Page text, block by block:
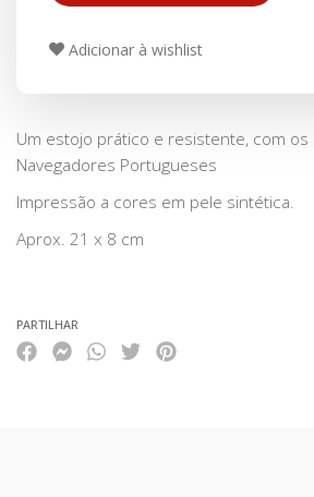
Adicionar à wishlist
Um estojo prático e resistente, com os
Navegadores Portugueses
Impressão a cores em pele sintética.
Aprox. 21 x 8 cm
PARTILHAR